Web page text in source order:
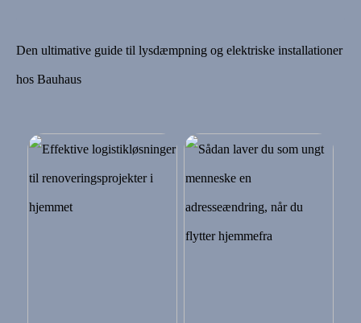
Den ultimative guide til lysdæmpning og elektriske installationer
hos Bauhaus